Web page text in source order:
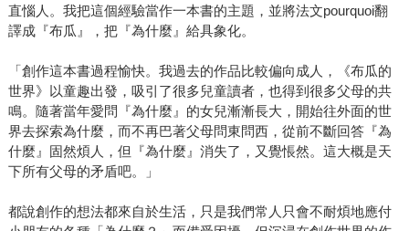
直惱人。我把這個經驗當作一本書的主題，並將法文pourquoi翻
譯成『布瓜』，把『為什麼』給具象化。
「創作這本書過程愉快。我過去的作品比較偏向成人，《布瓜的
世界》以童趣出發，吸引了很多兒童讀者，也得到很多父母的共
鳴。隨著當年愛問『為什麼』的女兒漸漸長大，開始往外面的世
界去探索為什麼，而不再巴著父母問東問西，從前不斷回答『為
什麼』固然煩人，但『為什麼』消失了，又覺悵然。這大概是天
下所有父母的矛盾吧。」
都說創作的想法都來自於生活，只是我們常人只會不耐煩地應付